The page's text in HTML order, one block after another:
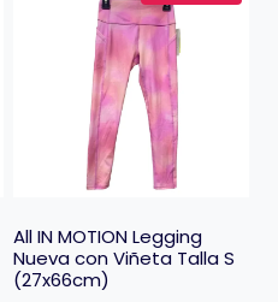
All IN MOTION Legging
Nueva con Viñeta Talla S
(27x66cm)